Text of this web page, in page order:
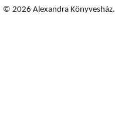
© 2026 Alexandra Könyvesház.